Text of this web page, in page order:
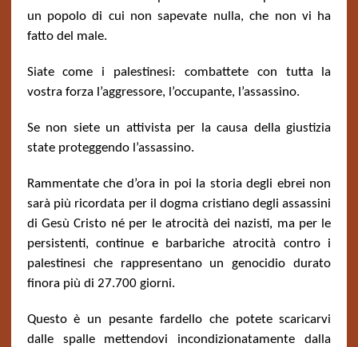
un popolo di cui non sapevate nulla, che non vi ha
fatto del male.
Siate come i palestinesi: combattete con tutta la
vostra forza l’aggressore, l’occupante, l’assassino.
Se non siete un attivista per la causa della giustizia
state proteggendo l’assassino.
Rammentate che d’ora in poi la storia degli ebrei non
sarà più ricordata per il dogma cristiano degli assassini
di Gesù Cristo né per le atrocità dei nazisti, ma per le
persistenti, continue e barbariche atrocità contro i
palestinesi che rappresentano un genocidio durato
finora più di 27.700 giorni.
Questo è un pesante fardello che potete scaricarvi
dalle spalle mettendovi incondizionatamente dalla